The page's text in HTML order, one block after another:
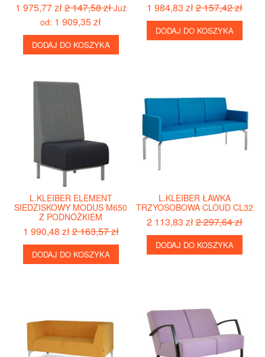
1 975,77 zł2 147,58 złJuż
od: 1 909,35 zł
DODAJ DO KOSZYKA
1 984,83 zł2 157,42 zł
DODAJ DO KOSZYKA
L.KLEIBER ELEMENT
SIEDZISKOWY MODUS M650
Z PODNÓŻKIEM
1 990,48 zł2 163,57 zł
DODAJ DO KOSZYKA
L.KLEIBER ŁAWKA
TRZYOSOBOWA CLOUD CL32
2 113,83 zł2 297,64 zł
DODAJ DO KOSZYKA